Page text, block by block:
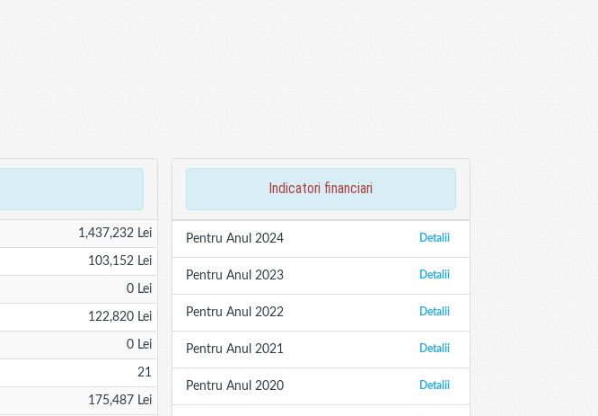
1,437,232 Lei
103,152 Lei
0 Lei
122,820 Lei
0 Lei
21
175,487 Lei
indicatori financiari
Detalii
Pentru Anul 2024
Detalii
Pentru Anul 2023
Detalii
Pentru Anul 2022
Detalii
Pentru Anul 2021
Detalii
Pentru Anul 2020